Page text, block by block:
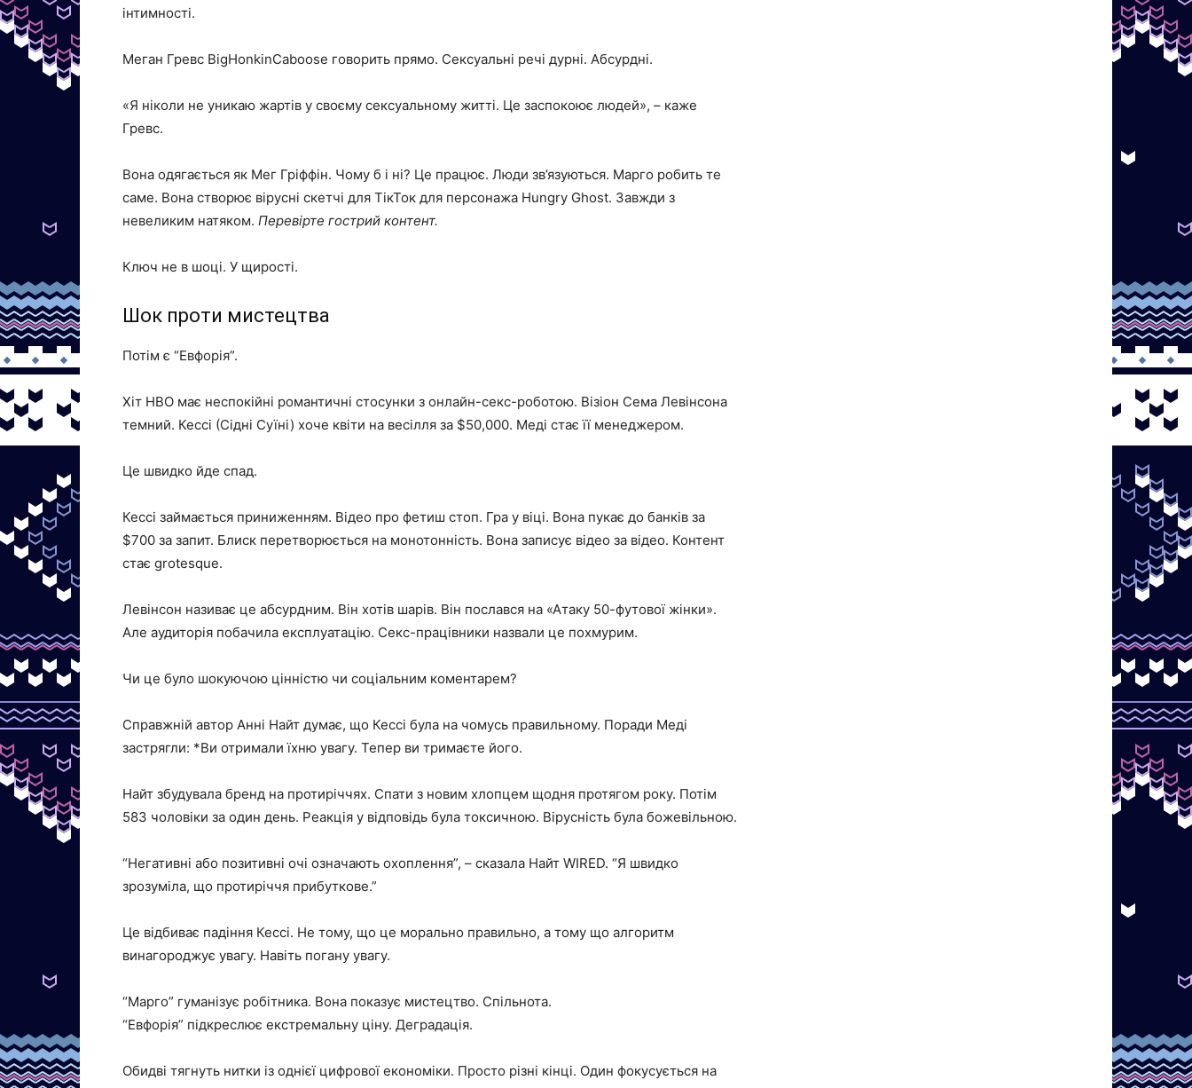
інтимності.
Меган Гревс BigHonkinCaboose говорить прямо. Сексуальні речі дурні. Абсурдні.
«Я ніколи не уникаю жартів у своєму сексуальному житті. Це заспокоює людей», – каже
Гревс.
Вона одягається як Мег Гріффін. Чому б і ні? Це працює. Люди зв’язуються. Марго робить те
саме. Вона створює вірусні скетчі для ТікТок для персонажа Hungry Ghost. Завжди з
невеликим натяком. Перевірте гострий контент.
Ключ не в шоці. У щирості.
Шок проти мистецтва
Потім є “Евфорія”.
Хіт HBO має неспокійні романтичні стосунки з онлайн-секс-роботою. Візіон Сема Левінсона
темний. Кессі (Сідні Суїні) хоче квіти на весілля за $50,000. Меді стає її менеджером.
Це швидко йде спад.
Кессі займається приниженням. Відео про фетиш стоп. Гра у віці. Вона пукає до банків за
$700 за запит. Блиск перетворюється на монотонність. Вона записує відео за відео. Контент
стає grotesque.
Левінсон називає це абсурдним. Він хотів шарів. Він послався на «Атаку 50-футової жінки».
Але аудиторія побачила експлуатацію. Секс-працівники назвали це похмурим.
Чи це було шокуючою цінністю чи соціальним коментарем?
Справжній автор Анні Найт думає, що Кессі була на чомусь правильному. Поради Меді
застрягли: *Ви отримали їхню увагу. Тепер ви тримаєте його.
Найт збудувала бренд на протиріччях. Спати з новим хлопцем щодня протягом року. Потім
583 чоловіки за один день. Реакція у відповідь була токсичною. Вірусність була божевільною.
“Негативні або позитивні очі означають охоплення”, – сказала Найт WIRED. “Я швидко
зрозуміла, що протиріччя прибуткове.”
Це відбиває падіння Кессі. Не тому, що це морально правильно, а тому що алгоритм
винагороджує увагу. Навіть погану увагу.
“Марго” гуманізує робітника. Вона показує мистецтво. Спільнота.
“Евфорія” підкреслює екстремальну ціну. Деградація.
Обидві тягнуть нитки із однієї цифрової економіки. Просто різні кінці. Один фокусується на